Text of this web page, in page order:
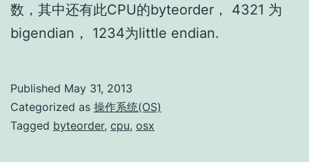
数，其中还有此CPU的byteorder， 4321 为
bigendian， 1234为little endian.
Published May 31, 2013
Categorized as 操作系统(OS)
Tagged byteorder, cpu, osx